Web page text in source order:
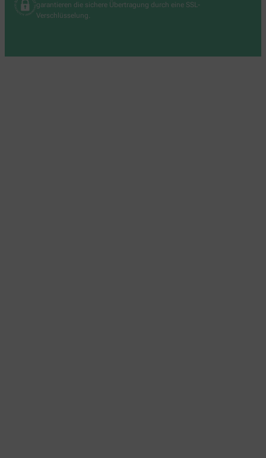
garantieren die sichere Übertragung durch eine SSL-
Verschlüsselung.